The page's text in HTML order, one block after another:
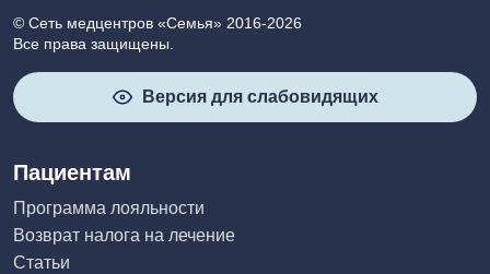
© Сеть медцентров «Семья» 2016-2026
Все права защищены.
Версия для слабовидящих
Пациентам
Программа лояльности
Возврат налога на лечение
Статьи